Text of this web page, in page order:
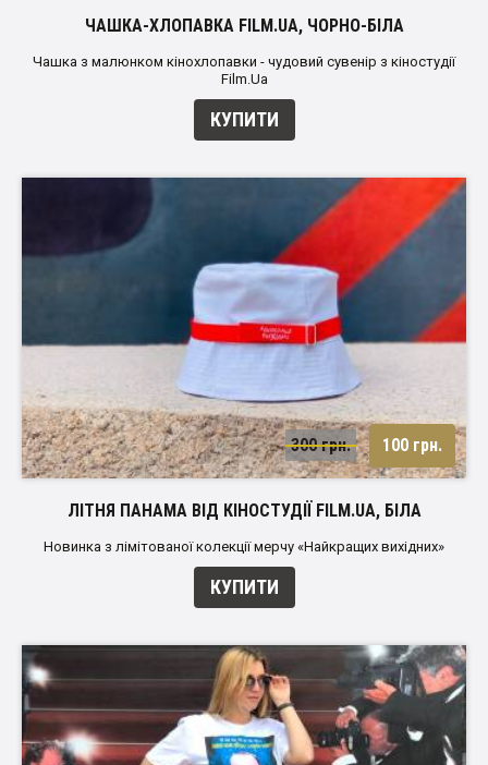
ЧАШКА-ХЛОПАВКА FILM.UA, ЧОРНО-БІЛА
Чашка з малюнком кінохлопавки - чудовий сувенір з кіностудії
Film.Ua
КУПИТИ
300 грн. 100 грн.
ЛІТНЯ ПАНАМА ВІД КІНОСТУДІЇ FILM.UA, БІЛА
Новинка з лімітованої колекції мерчу «Найкращих вихідних»
КУПИТИ